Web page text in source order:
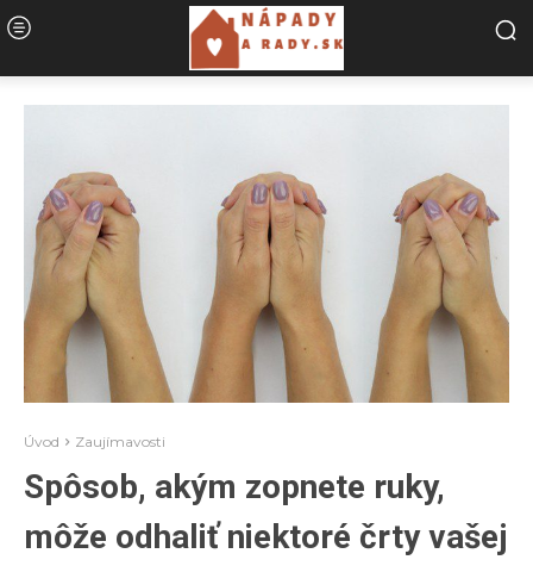
Úvod Zaujímavosti
Spôsob, akým zopnete ruky,
môže odhaliť niektoré črty vašej